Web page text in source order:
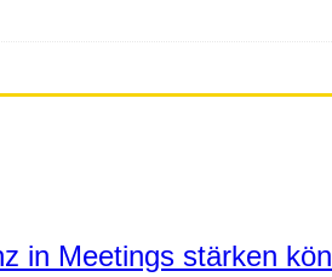
in Meetings stärken